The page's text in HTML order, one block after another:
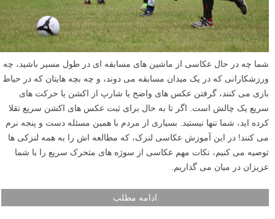
شما چه در حال عکاسی از ماشین های مسابقه ای در طول مسیر باشید، چه
ورزشکارانی که در یک میدان مسابقه می دوند، و چه بچه هایتان که در حیاط
بازی می کنند، گرفتن عکس های واضح یا شارپ از اکشن یا حرکت های
سریع یک چالش است. اگر تا به حال برای ثبت عکس های اکشن سریع تقلا
کرده اید، شما تنها نیستید. بسیاری از مردم با همین مسئله دست و پنجه نرم
می کنند! در این آموزش عکاسی لنزک، که مطالعه اش را به همه لنزکی ها
توصیه می کنیم، نکات مهم عکاسی از سوژه های متحرک سریع را با شما
عزیزان در میان می گذاریم.
ادامه مطلب